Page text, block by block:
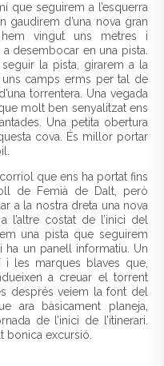
que seguirem a l’esquerra
gaudirem d’una nova gran
vingut uns metres i
desembocar en una pista.
la pista, girarem a la
camps erms per tal de
torrentera. Una vegada
molt ben senyalitzat ens
Una petita obertura
cova. És millor portar
que ens ha portat fins
de Femià de Dalt, però
a la nostra dreta una nova
l’altre costat de l’inici del
una pista que seguirem
ha un panell informatiu. Un
i les marques blaves que,
a creuar el torrent
després veiem la font del
ara bàsicament planeja,
de l’inici de l’itinerari.
bonica excursió.